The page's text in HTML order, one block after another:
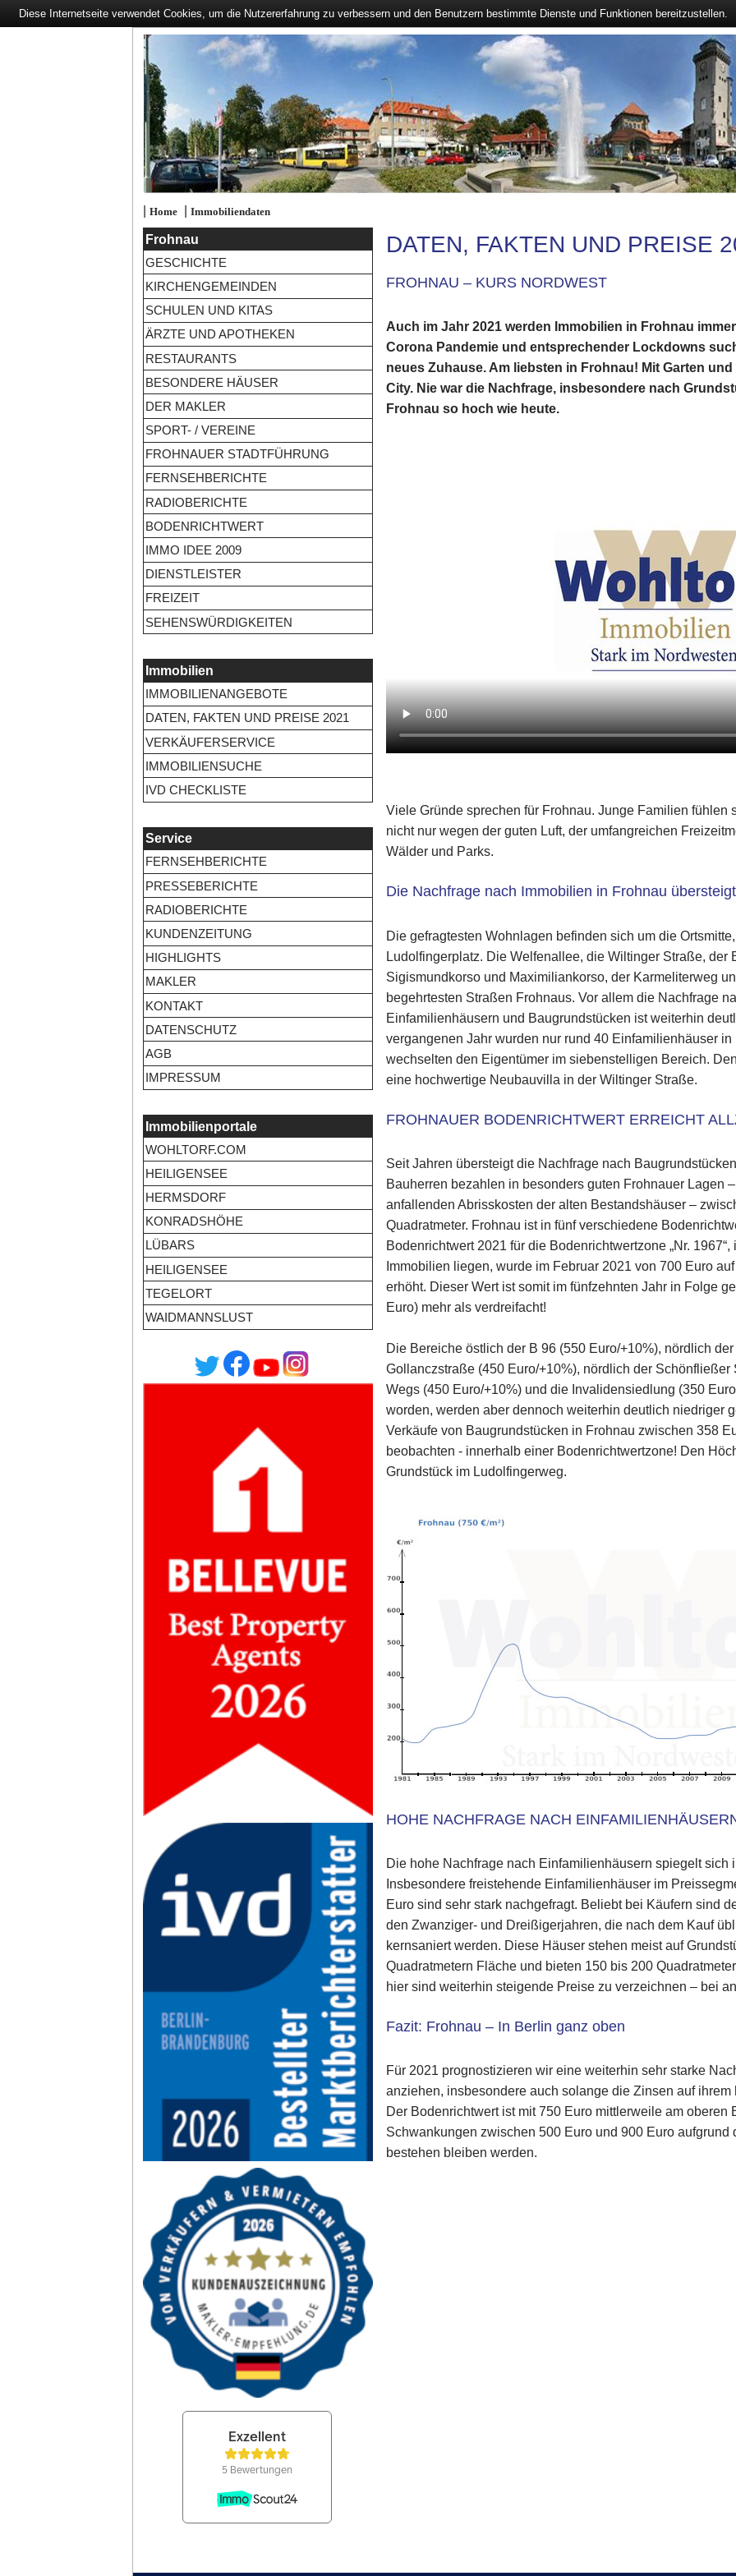
| Home| Immobiliendaten
Frohnau
GESCHICHTE
KIRCHENGEMEINDEN
SCHULEN UND KITAS
ÄRZTE UND APOTHEKEN
RESTAURANTS
BESONDERE HÄUSER
DER MAKLER
SPORT- / VEREINE
FROHNAUER STADTFÜHRUNG
FERNSEHBERICHTE
RADIOBERICHTE
BODENRICHTWERT
IMMO IDEE 2009
DIENSTLEISTER
FREIZEIT
SEHENSWÜRDIGKEITEN
Immobilien
IMMOBILIENANGEBOTE
DATEN, FAKTEN UND PREISE 2021
VERKÄUFERSERVICE
IMMOBILIENSUCHE
IVD CHECKLISTE
Service
FERNSEHBERICHTE
PRESSEBERICHTE
RADIOBERICHTE
KUNDENZEITUNG
HIGHLIGHTS
MAKLER
KONTAKT
DATENSCHUTZ
AGB
IMPRESSUM
Immobilienportale
WOHLTORF.COM
HEILIGENSEE
HERMSDORF
KONRADSHÖHE
LÜBARS
HEILIGENSEE
TEGELORT
WAIDMANNSLUST
DATEN, FAKTEN UND PREISE
FROHNAU – KURS NORDWEST
Auch im Jahr 2021 werden Immobilien in Frohnau
Corona Pandemie und entsprechender Lockdowns
neues Zuhause. Am liebsten in Frohnau! Mit Garten
City. Nie war die Nachfrage, insbesondere nach
Frohnau so hoch wie heute.
Viele Gründe sprechen für Frohnau. Junge Familien
nicht nur wegen der guten Luft, der umfangreichen
Wälder und Parks.
Die Nachfrage nach Immobilien in Frohnau
Die gefragtesten Wohnlagen befinden sich um die
Ludolfingerplatz. Die Welfenallee, die Wiltinger Straße, der
Sigismundkorso und Maximiliankorso, der Karmeliterweg
begehrtesten Straßen Frohnaus. Vor allem die Nachfrage
Einfamilienhäusern und Baugrundstücken ist weiterhin
vergangenen Jahr wurden nur rund 40 Einfamilienhäuser
wechselten den Eigentümer im siebenstelligen Bereich.
eine hochwertige Neubauvilla in der Wiltinger Straße.
FROHNAUER BODENRICHTWERT ERREICHT
Seit Jahren übersteigt die Nachfrage nach
Bauherren bezahlen in besonders guten Frohnauer Lagen
anfallenden Abrisskosten der alten Bestandshäuser –
Quadratmeter. Frohnau ist in fünf verschiedene
Bodenrichtwert 2021 für die Bodenrichtwertzone „Nr.
Immobilien liegen, wurde im Februar 2021 von 700 Euro
erhöht. Dieser Wert ist somit im fünfzehnten Jahr in Folge
Euro) mehr als verdreifacht!
Die Bereiche östlich der B 96 (550 Euro/+10%), nördlich
Gollanczstraße (450 Euro/+10%), nördlich der
Wegs (450 Euro/+10%) und die Invalidensiedlung (350
worden, werden aber dennoch weiterhin deutlich niedriger
Verkäufe von Baugrundstücken in Frohnau zwischen 358
beobachten - innerhalb einer Bodenrichtwertzone! Den
Grundstück im Ludolfingerweg.
HOHE NACHFRAGE NACH
Die hohe Nachfrage nach Einfamilienhäusern spiegelt sich
Insbesondere freistehende Einfamilienhäuser im
Euro sind sehr stark nachgefragt. Beliebt bei Käufern sind
den Zwanziger- und Dreißigerjahren, die nach dem Kauf
kernsaniert werden. Diese Häuser stehen meist auf
Quadratmetern Fläche und bieten 150 bis 200
hier sind weiterhin steigende Preise zu verzeichnen – bei
Fazit: Frohnau – In Berlin ganz oben
Für 2021 prognostizieren wir eine weiterhin sehr starke
anziehen, insbesondere auch solange die Zinsen auf
Der Bodenrichtwert ist mit 750 Euro mittlerweile am
Schwankungen zwischen 500 Euro und 900 Euro
bestehen bleiben werden.
Diese Internetseite verwendet Cookies, um die Nutzererfahrung zu verbessern und den Benutzern bestimmte Dienste und Funktionen bereitzustellen.